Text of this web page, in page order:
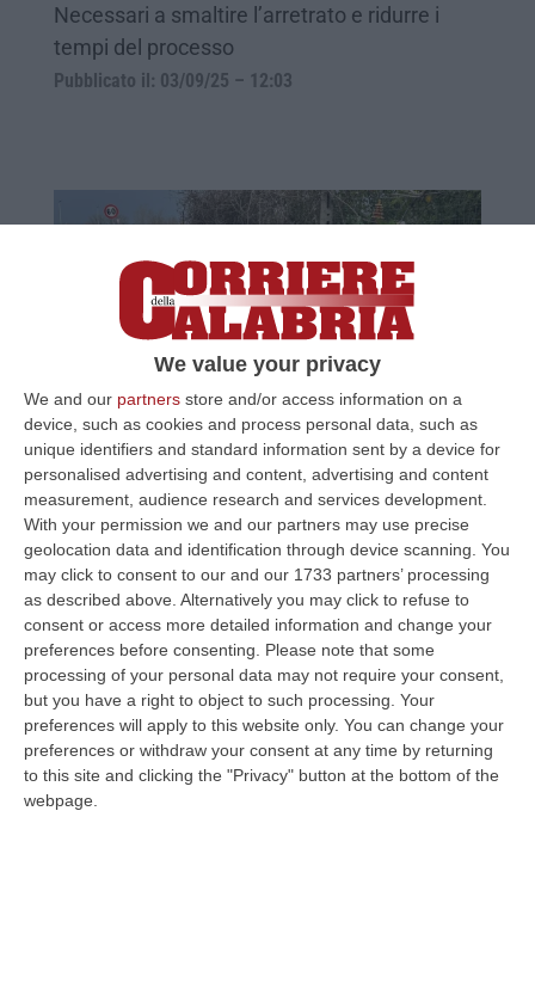
We value your privacy
We and our partners store and/or access information on a
device, such as cookies and process personal data, such as
unique identifiers and standard information sent by a device for
personalised advertising and content, advertising and content
measurement, audience research and services development.
With your permission we and our partners may use precise
geolocation data and identification through device scanning. You
may click to consent to our and our 1733 partners’ processing
as described above. Alternatively you may click to refuse to
consent or access more detailed information and change your
preferences before consenting. Please note that some
processing of your personal data may not require your consent,
but you have a right to object to such processing. Your
preferences will apply to this website only. You can change your
preferences or withdraw your consent at any time by returning
to this site and clicking the "Privacy" button at the bottom of the
webpage.
Necessari a smaltire l’arretrato e ridurre i
tempi del processo
Pubblicato il: 03/09/25 – 12:03
Morte di Raffaele Varano, l’associazione
Basta vittime si costituirà parte civile
23 vittime da gennaio ad oggi sulla
famigerata e tristemene nota “strada della
morte”
Pubblicato il: 22/08/24 – 16:49